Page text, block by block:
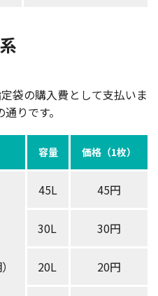
袋の購入費として支払いま
りです。
容量 価格（1枚）
45L 45円
30L 30円
20L 20円